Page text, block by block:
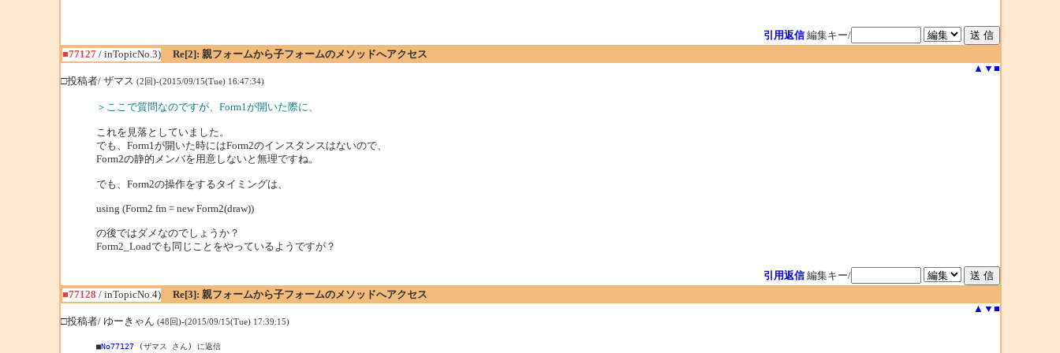
引用返信 編集キー/
■77127/ inTopicNo.3)
Re[2]: 親フォームから子フォームのメソッドへアクセス
▲ ▼ ■
□投稿者/ ザマス (2回)-(2015/09/15(Tue) 16:47:34)
＞ここで質問なのですが、Form1が開いた際に、
これを見落としていました。
でも、Form1が開いた時にはForm2のインスタンスはないので、
Form2の静的メンバを用意しないと無理ですね。
でも、Form2の操作をするタイミングは、
using (Form2 fm = new Form2(draw))
の後ではダメなのでしょうか？
Form2_Loadでも同じことをやっているようですが？
引用返信 編集キー/
■77128 / inTopicNo.4)
Re[3]: 親フォームから子フォームのメソッドへアクセス
▲ ▼ ■
□投稿者/ ゆーきゃん (48回)-(2015/09/15(Tue) 17:39:15)
■No77127
(ザマス さん) に返信